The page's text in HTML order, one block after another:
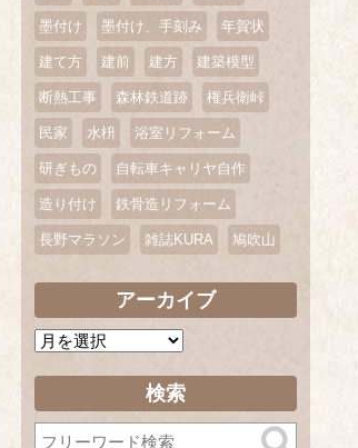
墨付け 墨付け、手刻み 年賀状
建て方 建前 建方 建築模型
断熱工事 森林鉄道跡 権兵衛峠
民家 水枡 浴室リフォーム
研ぎもの 自転車キャリヤ自作
造り付け 鉄骨造リフォーム
長野マラソン 雑誌KURA 鳩吹山
アーカイブ
ア
イ
ブ
検索